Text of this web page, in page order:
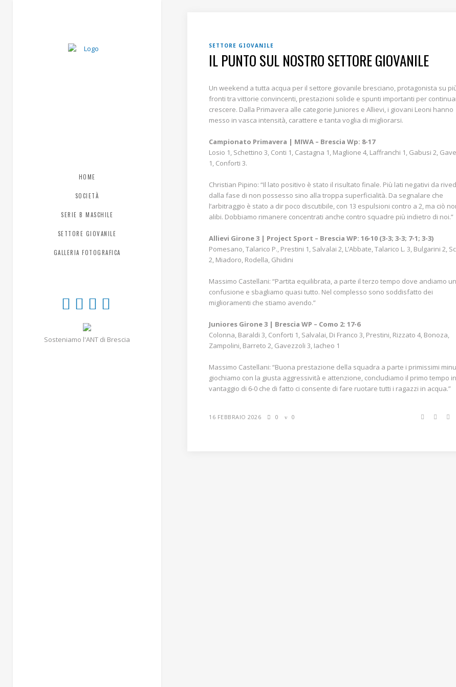
HOME
SOCIETÀ
SERIE B MASCHILE
SETTORE GIOVANILE
GALLERIA FOTOGRAFICA
Sosteniamo l'ANT di Brescia
SETTORE GIOVANILE
IL PUNTO SUL NOSTRO SETTORE GIOVANILE
Un weekend a tutta acqua per il settore giovanile bresciano, protagonista su
fronti tra vittorie convincenti, prestazioni solide e spunti importanti per
crescere. Dalla Primavera alle categorie Juniores e Allievi, i giovani Leoni hanno
messo in vasca intensità, carattere e tanta voglia di migliorarsi.
Campionato Primavera | MIWA – Brescia Wp: 8-17
Losio 1, Schettino 3, Conti 1, Castagna 1, Maglione 4, Laffranchi 1, Gabusi 2,
1, Conforti 3.
Christian Pipino: “Il lato positivo è stato il risultato finale. Più lati negativi da
dalla fase di non possesso sino alla troppa superficialità. Da segnalare che
l’arbitraggio è stato a dir poco discutibile, con 13 espulsioni contro a 2, ma ciò
alibi. Dobbiamo rimanere concentrati anche contro squadre più indietro di noi.”
Allievi Girone 3 | Project Sport – Brescia WP: 16-10 (3-3; 3-3; 7-1; 3-3)
Pomesano, Talarico P., Prestini 1, Salvalai 2, L’Abbate, Talarico L. 3, Bulgarini 2,
2, Miadoro, Rodella, Ghidini
Massimo Castellani: “Partita equilibrata, a parte il terzo tempo dove andiamo un
confusione e sbagliamo quasi tutto. Nel complesso sono soddisfatto dei
miglioramenti che stiamo avendo.”
Juniores Girone 3 | Brescia WP – Como 2: 17-6
Colonna, Baraldi 3, Conforti 1, Salvalai, Di Franco 3, Prestini, Rizzato 4, Bonoza,
Zampolini, Barreto 2, Gavezzoli 3, Iacheo 1
Massimo Castellani: “Buona prestazione della squadra a parte i primissimi
giochiamo con la giusta aggressività e attenzione, concludiamo il primo tempo in
vantaggio di 6-0 che di fatto ci consente di fare ruotare tutti i ragazzi in acqua.”
16 FEBBRAIO 2026 0 0